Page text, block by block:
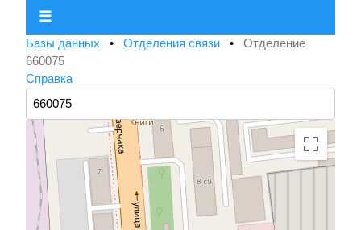
☰
Базы данных • Отделения связи • Отделение
660075
Справка